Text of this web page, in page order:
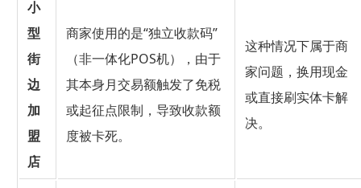
小
型
街
边
加
盟
店
商家使用的是“独立收款码”
（非一体化POS机），由于
其本身月交易额触发了免税
或起征点限制，导致收款额
度被卡死。
这种情况下属于商
家问题，换用现金
或直接刷实体卡解
决。